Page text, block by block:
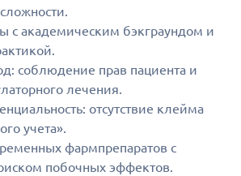
с академическим бэкграундом и
соблюдение прав пациента и
лечения.
отсутствие клейма
учета».
фармпрепаратов с
побочных эффектов.